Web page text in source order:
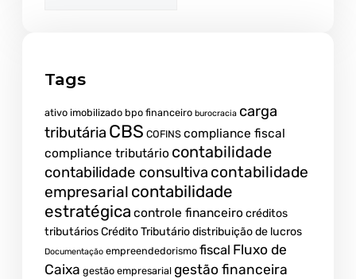
Tags
ativo imobilizado bpo financeiro burocracia carga
tributária CBS COFINS compliance fiscal
compliance tributário contabilidade
contabilidade consultiva contabilidade
empresarial contabilidade
estratégica controle financeiro créditos
tributáriosCrédito Tributáriodistribuição de lucros
Documentação empreendedorismo fiscal Fluxo de
Caixa gestão empresarial gestão financeira